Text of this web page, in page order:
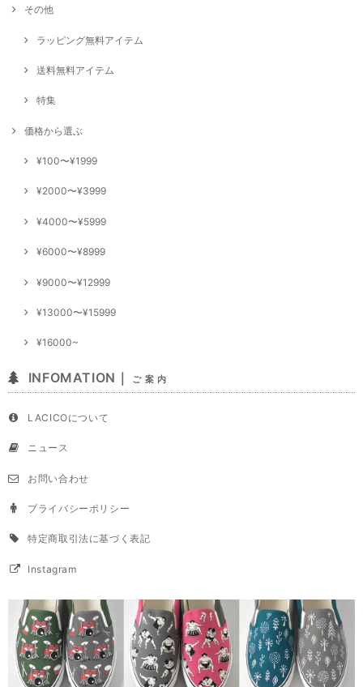
その他
ラッピング無料アイテム
送料無料アイテム
特集
価格から選ぶ
¥100〜¥1999
¥2000〜¥3999
¥4000〜¥5999
¥6000〜¥8999
¥9000〜¥12999
¥13000〜¥15999
¥16000~
INFOMATION｜ ご 案 内
LACICOについて
ニュース
お問い合わせ
プライバシーポリシー
特定商取引法に基づく表記
Instagram